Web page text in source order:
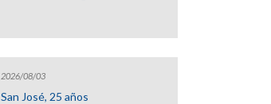
2026/08/03
San José, 25 años